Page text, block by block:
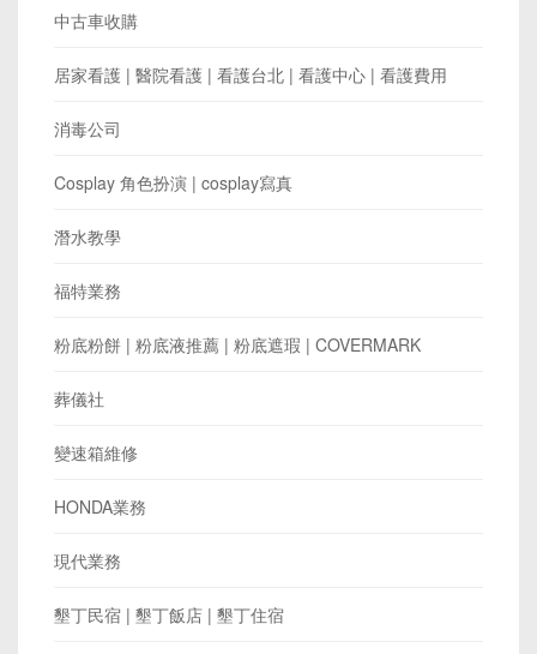
中古車收購
居家看護 | 醫院看護 | 看護台北 | 看護中心 | 看護費用
消毒公司
Cosplay 角色扮演 | cosplay寫真
潛水教學
福特業務
粉底粉餅 | 粉底液推薦 | 粉底遮瑕 | COVERMARK
葬儀社
變速箱維修
HONDA業務
現代業務
墾丁民宿 | 墾丁飯店 | 墾丁住宿